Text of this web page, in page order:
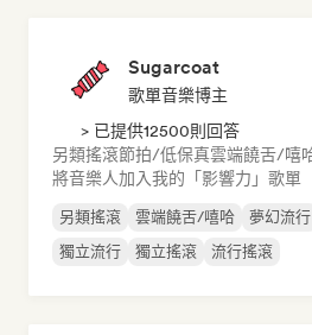
Sugarcoat
歌單音樂博主
> 已提供12500則回答
另類搖滾節拍/低保真雲端饒舌/嘻
將音樂人加入我的「影響力」歌單
另類搖滾 雲端饒舌/嘻哈 夢幻流行
獨立流行
獨立搖滾 流行搖滾